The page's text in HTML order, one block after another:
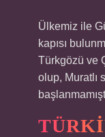
Ülkemiz ile
kapısı
Türkgözü ve
olup, Muratlı